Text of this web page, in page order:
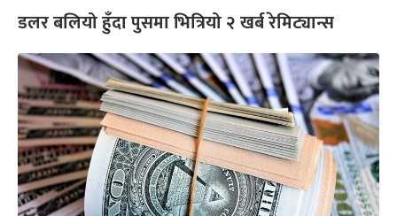
डलर बलियो हुँदा पुसमा भित्रियो २ खर्ब रेमिट्यान्स